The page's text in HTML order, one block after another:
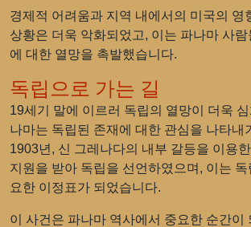
경제적 어려움과 지역 내에서의 미국의 영
상황은 더욱 악화되었고, 이는 파나마 사
에 대한 열망을 촉발했습니다.
독립으로 가는 길
19세기 말에 이르러 독립의 열망이 더욱
나마는 독립된 존재에 대한 관심을 나타내
1903년, 신 그레나다의 내부 갈등을 이용
지원을 받아 독립을 선언하였으며, 이는
요한 이정표가 되었습니다.
이 사건은 파나마 역사에서 중요한 순간이